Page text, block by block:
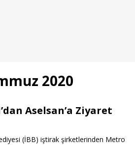
2020
Aselsan’a Ziyaret
(İBB) iştirak şirketlerinden Metro